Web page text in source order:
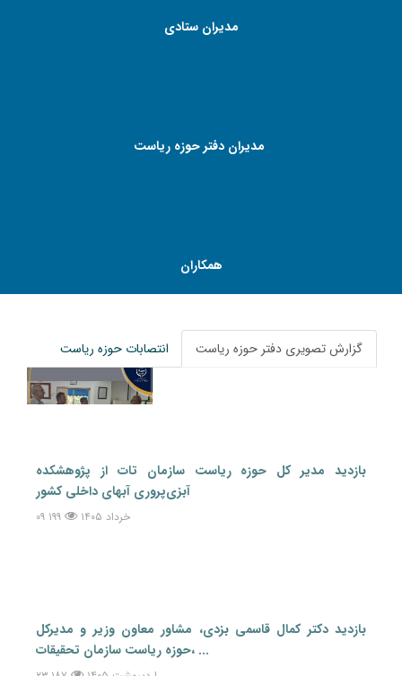
مدیران ستادی
مدیران دفتر حوزه ریاست
همکاران
گزارش تصویری دفتر حوزه ریاست انتصابات حوزه ریاست
بازدید مدیر کل حوزه ریاست سازمان تات از پژوهشکده
آبزی‌پروری آبهای داخلی کشور
۰۹ خرداد ۱۴۰۵ ۱۹۹
بازدید دکتر کمال قاسمی بزدی، مشاور معاون وزیر و مدیرکل
حوزه ریاست سازمان تحقیقات، ...